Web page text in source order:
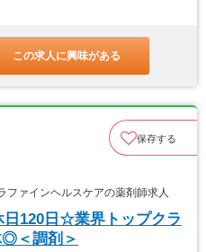
この求人に興味がある
保存する
ァインヘルスケアの薬剤師求人
日120日☆業界トップクラ
◎＜調剤＞